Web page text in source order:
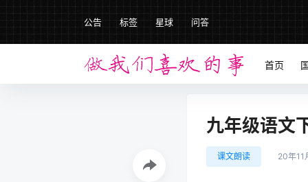
公告 标签 星球 问答
首页
九年级语文
课文朗读 20年11